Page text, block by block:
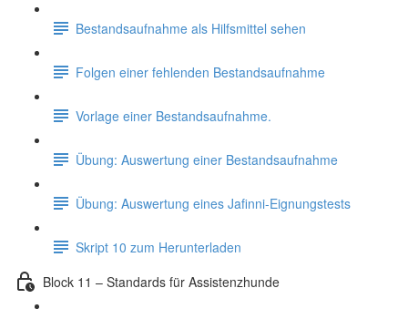
Bestandsaufnahme als Hilfsmittel sehen
Folgen einer fehlenden Bestandsaufnahme
Vorlage einer Bestandsaufnahme.
Übung: Auswertung einer Bestandsaufnahme
Übung: Auswertung eines Jafinni-Eignungstests
Skript 10 zum Herunterladen
Block 11 – Standards für Assistenzhunde